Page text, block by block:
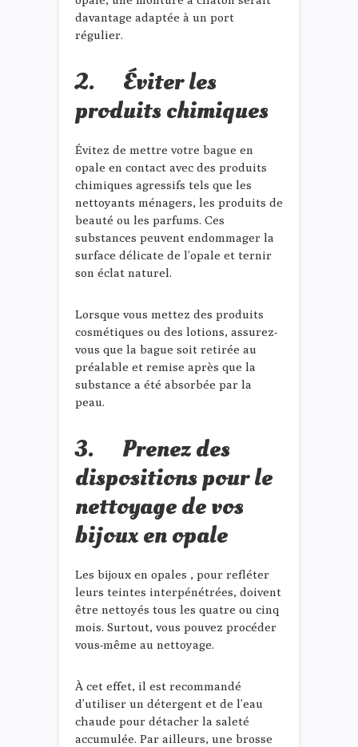
davantage adaptée à un port
régulier.
2. Éviter les
produits chimiques
Évitez de mettre votre bague en
opale en contact avec des produits
chimiques agressifs tels que les
nettoyants ménagers, les produits de
beauté ou les parfums. Ces
substances peuvent endommager la
surface délicate de l’opale et ternir
son éclat naturel.
Lorsque vous mettez des produits
cosmétiques ou des lotions, assurez-
vous que la bague soit retirée au
préalable et remise après que la
substance a été absorbée par la
peau.
3. Prenez des
dispositions pour le
nettoyage de vos
bijoux en opale
Les bijoux en opales , pour refléter
leurs teintes interpénétrées, doivent
être nettoyés tous les quatre ou cinq
mois. Surtout, vous pouvez procéder
vous-même au nettoyage.
À cet effet, il est recommandé
d’utiliser un détergent et de l’eau
chaude pour détacher la saleté
accumulée. Par ailleurs, une brosse